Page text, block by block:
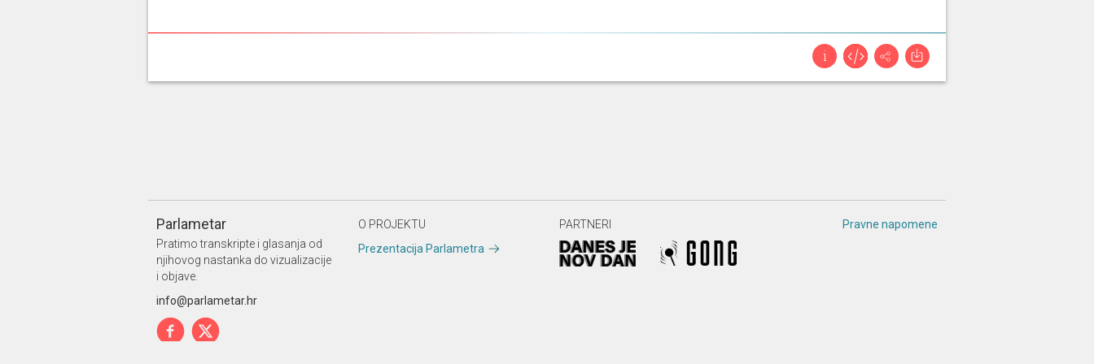
Parlametar
Pratimo transkripte i glasanja od
njihovog nastanka do vizualizacije
i objave.
info@parlametar.hr
O PROJEKTU
Prezentacija Parlametra
PARTNERI Pravne napomene